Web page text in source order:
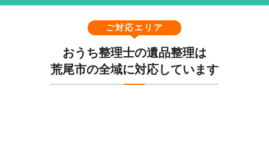
ご対応エリア
おうち整理士の遺品整理は
荒尾市の全域に対応しています